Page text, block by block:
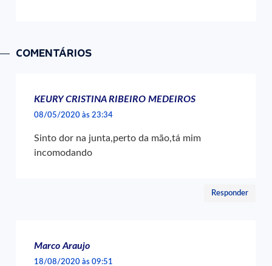
COMENTÁRIOS
KEURY CRISTINA RIBEIRO MEDEIROS
08/05/2020 às 23:34
Sinto dor na junta,perto da mão,tá mim
incomodando
Responder
Marco Araujo
18/08/2020 às 09:51